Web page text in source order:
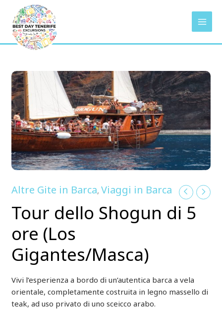
contenuto
Altre Gite in Barca,Viaggi in Barca
Tour dello Shogun di 5
ore (Los
Gigantes/Masca)
Vivi l’esperienza a bordo di un’autentica barca a vela
orientale, completamente costruita in legno massello di
teak, ad uso privato di uno sceicco arabo.